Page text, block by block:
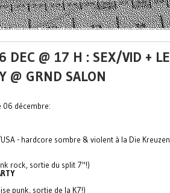
DEC @ 17 H : SEX/VID +
@ GRND SALON
06 décembre:
- hardcore sombre & violent à la Die
rock, sortie du split 7"!)
punk, sortie de la K7!)